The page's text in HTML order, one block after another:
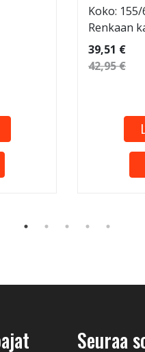
Koko:
Renkaan
39,51 €
42,95 €
Seuraa